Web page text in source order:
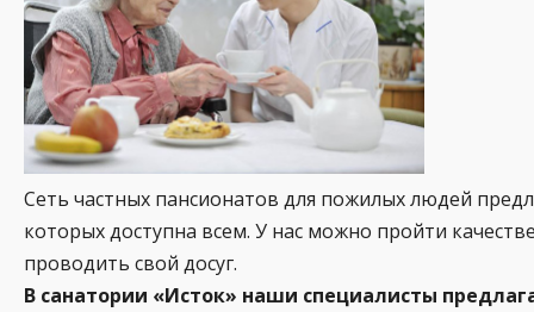
Сеть частных пансионатов для пожилых людей
которых доступна всем. У нас можно пройти
проводить свой досуг.
В санатории «Исток» наши специалисты